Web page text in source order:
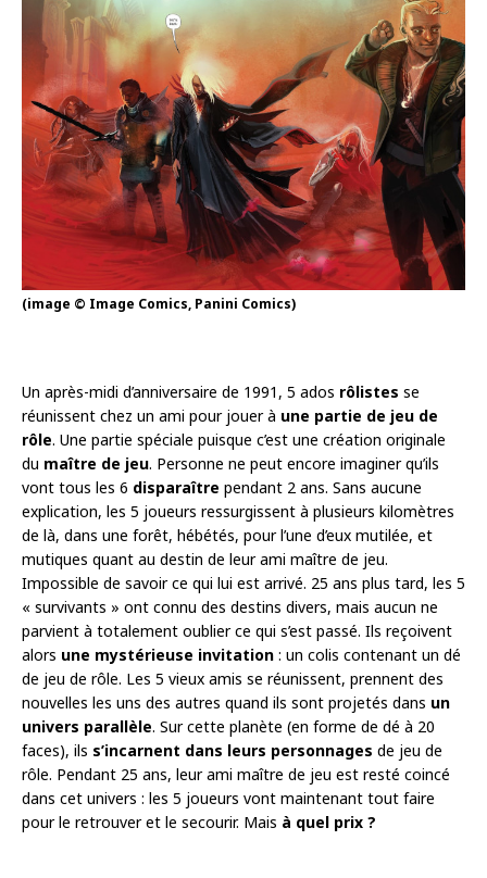
(image © Image Comics, Panini Comics)
Un après-midi d’anniversaire de 1991, 5 ados rôlistes se
réunissent chez un ami pour jouer à une partie de jeu de
rôle. Une partie spéciale puisque c’est une création originale
du maître de jeu. Personne ne peut encore imaginer qu’ils
vont tous les 6 disparaître pendant 2 ans. Sans aucune
explication, les 5 joueurs ressurgissent à plusieurs kilomètres
de là, dans une forêt, hébétés, pour l’une d’eux mutilée, et
mutiques quant au destin de leur ami maître de jeu.
Impossible de savoir ce qui lui est arrivé. 25 ans plus tard, les 5
« survivants » ont connu des destins divers, mais aucun ne
parvient à totalement oublier ce qui s’est passé. Ils reçoivent
alors une mystérieuse invitation : un colis contenant un dé
de jeu de rôle. Les 5 vieux amis se réunissent, prennent des
nouvelles les uns des autres quand ils sont projetés dans un
univers parallèle. Sur cette planète (en forme de dé à 20
faces), ils s’incarnent dans leurs personnages de jeu de
rôle. Pendant 25 ans, leur ami maître de jeu est resté coincé
dans cet univers : les 5 joueurs vont maintenant tout faire
pour le retrouver et le secourir. Mais à quel prix ?